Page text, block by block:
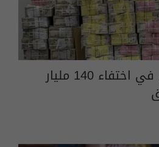
القضاء يوجه بالتحقيق في اختفاء 140 مليار